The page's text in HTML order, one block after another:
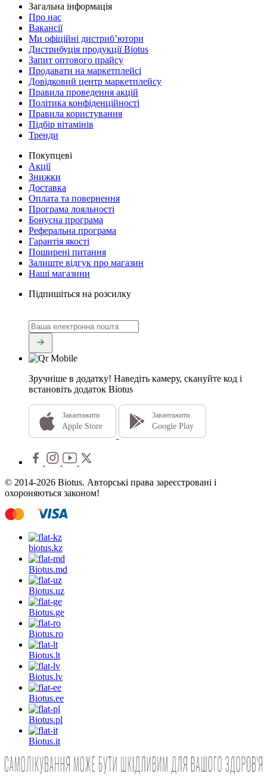
Загальна інформація
Про нас
Вакансії
Ми офіційні дистриб’ютори
Дистрибуція продукції Biotus
Запит оптового прайсу
Продавати на маркетплейсі
Довідковий центр маркетплейсу
Правила проведення акцій
Політика конфіденційності
Правила користування
Підбір вітамінів
Тренди
Покупцеві
Акції
Знижки
Доставка
Оплата та повернення
Програма лояльності
Бонусна програма
Реферальна програма
Гарантія якості
Поширені питання
Залиште відгук про магазин
Наші магазини
Підпишіться на розсилку
Зручніше в додатку! Наведіть камеру, скануйте код і
встановіть додаток Biotus
Завантажити
Apple Store
Завантажити
Google Play
© 2014-2026 Biotus. Авторські права зареєстровані і
охороняються законом!
biotus.kz
Biotus.md
Biotus.uz
Biotus.ge
Biotus.ro
Biotus.lt
Biotus.lv
Biotus.ee
Biotus.pl
Biotus.it